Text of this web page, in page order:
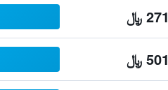
271 ﷼
501 ﷼